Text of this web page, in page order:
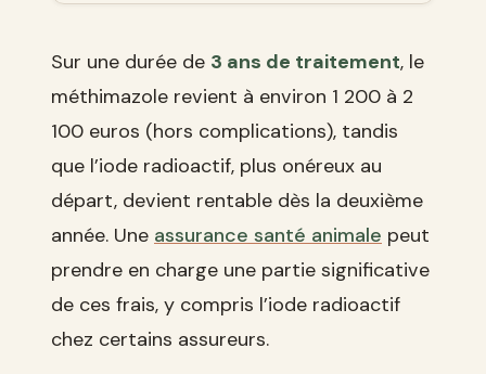
Sur une durée de 3 ans de traitement, le
méthimazole revient à environ 1 200 à 2
100 euros (hors complications), tandis
que l’iode radioactif, plus onéreux au
départ, devient rentable dès la deuxième
année. Une assurance santé animale peut
prendre en charge une partie significative
de ces frais, y compris l’iode radioactif
chez certains assureurs.